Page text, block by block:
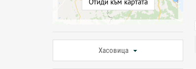
Отиди към картата
Хасовица